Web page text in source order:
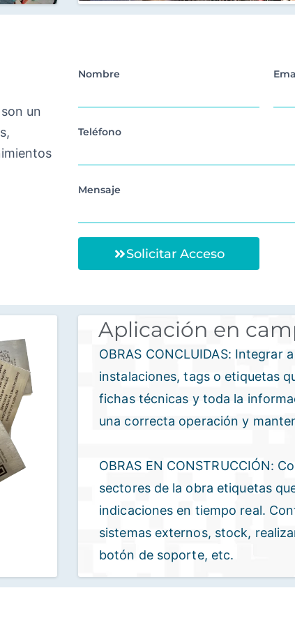
un
Nombre
Teléfono
Mensaje
Solicitar Acceso
Aplicación en
OBRAS CONCLUIDAS: Integrar
instalaciones, tags o etiquetas
fichas técnicas y toda la
una correcta operación y
OBRAS EN CONSTRUCCIÓN:
sectores de la obra etiquetas
indicaciones en tiempo real.
sistemas externos, stock,
botón de soporte, etc.